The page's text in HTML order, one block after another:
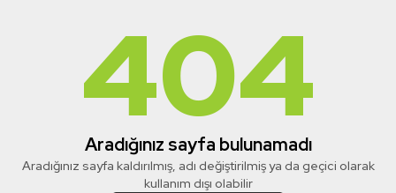
404
Aradığınız sayfa bulunamadı
Aradığınız sayfa kaldırılmış, adı değiştirilmiş ya da geçici olarak
kullanım dışı olabilir